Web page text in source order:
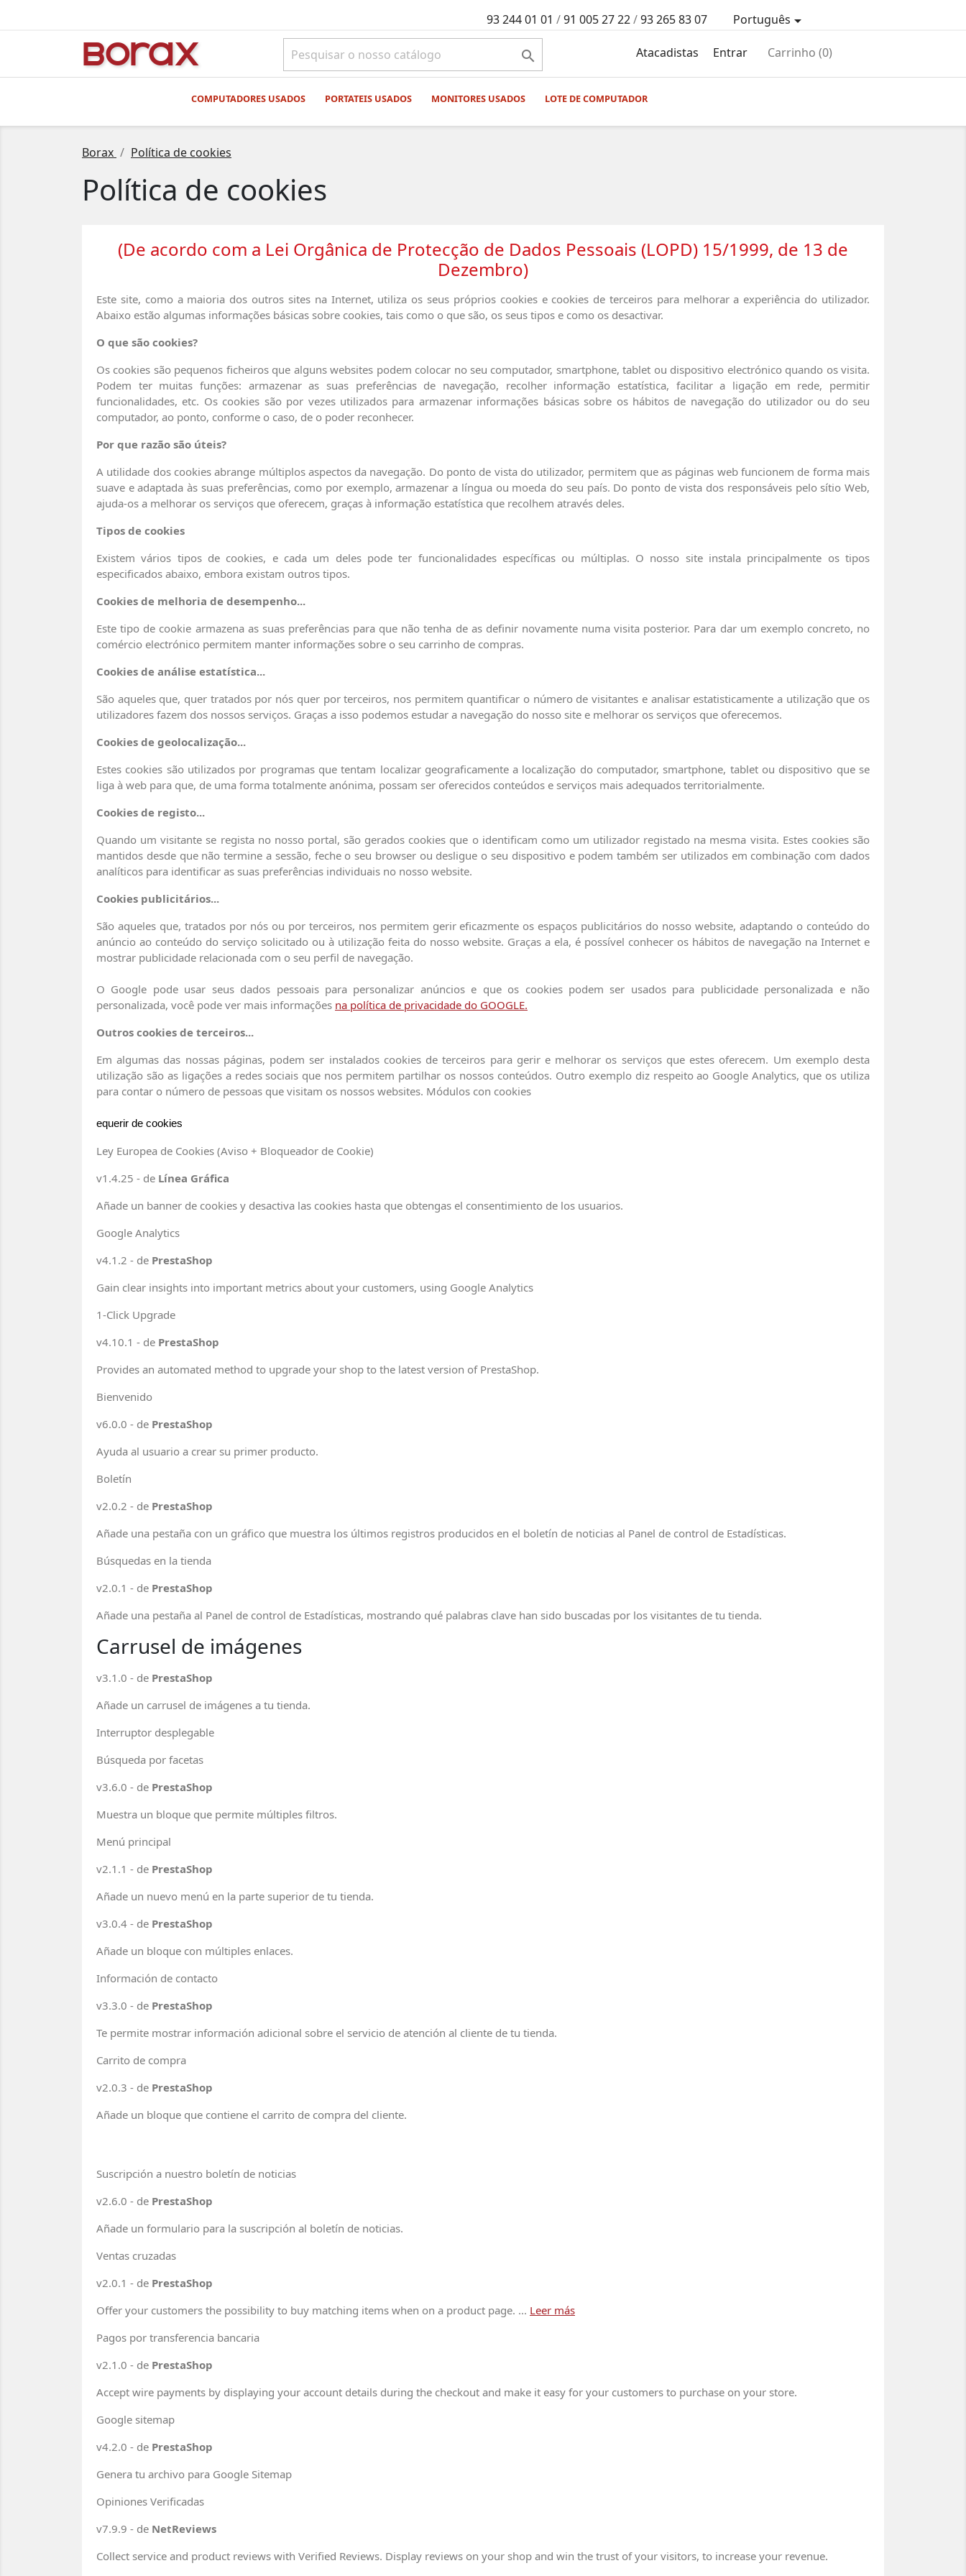
93 244 01 01 /91 005 27 22/93 265 83 07 Português
BOrAx  Atacadistas Entrar Carrinho (0)
COMPUTADORES USADOS PORTATEIS USADOS MONITORES USADOS LOTE DE COMPUTADOR
Borax Política de cookies
Política de cookies
(De acordo com a Lei Orgânica de Protecção de Dados Pessoais (LOPD) 15/1999, de 13 de
Dezembro)
Este site, como a maioria dos outros sites na Internet, utiliza os seus próprios cookies e cookies de terceiros para melhorar a experiência do utilizador.
Abaixo estão algumas informações básicas sobre cookies, tais como o que são, os seus tipos e como os desactivar.
O que são cookies?
Os cookies são pequenos ficheiros que alguns websites podem colocar no seu computador, smartphone, tablet ou dispositivo electrónico quando os visita.
Podem ter muitas funções: armazenar as suas preferências de navegação, recolher informação estatística, facilitar a ligação em rede, permitir
funcionalidades, etc. Os cookies são por vezes utilizados para armazenar informações básicas sobre os hábitos de navegação do utilizador ou do seu
computador, ao ponto, conforme o caso, de o poder reconhecer.
Por que razão são úteis?
A utilidade dos cookies abrange múltiplos aspectos da navegação. Do ponto de vista do utilizador, permitem que as páginas web funcionem de forma mais
suave e adaptada às suas preferências, como por exemplo, armazenar a língua ou moeda do seu país. Do ponto de vista dos responsáveis pelo sítio Web,
ajuda-os a melhorar os serviços que oferecem, graças à informação estatística que recolhem através deles.
Tipos de cookies
Existem vários tipos de cookies, e cada um deles pode ter funcionalidades específicas ou múltiplas. O nosso site instala principalmente os tipos
especificados abaixo, embora existam outros tipos.
Cookies de melhoria de desempenho...
Este tipo de cookie armazena as suas preferências para que não tenha de as definir novamente numa visita posterior. Para dar um exemplo concreto, no
comércio electrónico permitem manter informações sobre o seu carrinho de compras.
Cookies de análise estatística...
São aqueles que, quer tratados por nós quer por terceiros, nos permitem quantificar o número de visitantes e analisar estatisticamente a utilização que os
utilizadores fazem dos nossos serviços. Graças a isso podemos estudar a navegação do nosso site e melhorar os serviços que oferecemos.
Cookies de geolocalização...
Estes cookies são utilizados por programas que tentam localizar geograficamente a localização do computador, smartphone, tablet ou dispositivo que se
liga à web para que, de uma forma totalmente anónima, possam ser oferecidos conteúdos e serviços mais adequados territorialmente.
Cookies de registo...
Quando um visitante se regista no nosso portal, são gerados cookies que o identificam como um utilizador registado na mesma visita. Estes cookies são
mantidos desde que não termine a sessão, feche o seu browser ou desligue o seu dispositivo e podem também ser utilizados em combinação com dados
analíticos para identificar as suas preferências individuais no nosso website.
Cookies publicitários...
São aqueles que, tratados por nós ou por terceiros, nos permitem gerir eficazmente os espaços publicitários do nosso website, adaptando o conteúdo do
anúncio ao conteúdo do serviço solicitado ou à utilização feita do nosso website. Graças a ela, é possível conhecer os hábitos de navegação na Internet e
mostrar publicidade relacionada com o seu perfil de navegação.
O Google pode usar seus dados pessoais para personalizar anúncios e que os cookies podem ser usados ​​para publicidade personalizada e não
personalizada, você pode ver mais informações na política de privacidade do GOOGLE.
Outros cookies de terceiros...
Em algumas das nossas páginas, podem ser instalados cookies de terceiros para gerir e melhorar os serviços que estes oferecem. Um exemplo desta
utilização são as ligações a redes sociais que nos permitem partilhar os nossos conteúdos. Outro exemplo diz respeito ao Google Analytics, que os utiliza
para contar o número de pessoas que visitam os nossos websites. Módulos con cookies
equerir de cookies
Ley Europea de Cookies (Aviso + Bloqueador de Cookie)
v1.4.25 - de Línea Gráfica
Añade un banner de cookies y desactiva las cookies hasta que obtengas el consentimiento de los usuarios.
Google Analytics
v4.1.2 - de PrestaShop
Gain clear insights into important metrics about your customers, using Google Analytics
1-Click Upgrade
v4.10.1 - de PrestaShop
Provides an automated method to upgrade your shop to the latest version of PrestaShop.
Bienvenido
v6.0.0 - de PrestaShop
Ayuda al usuario a crear su primer producto.
Boletín
v2.0.2 - de PrestaShop
Añade una pestaña con un gráfico que muestra los últimos registros producidos en el boletín de noticias al Panel de control de Estadísticas.
Búsquedas en la tienda
v2.0.1 - de PrestaShop
Añade una pestaña al Panel de control de Estadísticas, mostrando qué palabras clave han sido buscadas por los visitantes de tu tienda.
Carrusel de imágenes
v3.1.0 - de PrestaShop
Añade un carrusel de imágenes a tu tienda.
Interruptor desplegable
Búsqueda por facetas
v3.6.0 - de PrestaShop
Muestra un bloque que permite múltiples filtros.
Menú principal
v2.1.1 - de PrestaShop
Añade un nuevo menú en la parte superior de tu tienda.
v3.0.4 - de PrestaShop
Añade un bloque con múltiples enlaces.
Información de contacto
v3.3.0 - de PrestaShop
Te permite mostrar información adicional sobre el servicio de atención al cliente de tu tienda.
Carrito de compra
v2.0.3 - de PrestaShop
Añade un bloque que contiene el carrito de compra del cliente.
Suscripción a nuestro boletín de noticias
v2.6.0 - de PrestaShop
Añade un formulario para la suscripción al boletín de noticias.
Ventas cruzadas
v2.0.1 - de PrestaShop
Offer your customers the possibility to buy matching items when on a product page. ... Leer más
Pagos por transferencia bancaria
v2.1.0 - de PrestaShop
Accept wire payments by displaying your account details during the checkout and make it easy for your customers to purchase on your store.
Google sitemap
v4.2.0 - de PrestaShop
Genera tu archivo para Google Sitemap
Opiniones Verificadas
v7.9.9 - de NetReviews
Collect service and product reviews with Verified Reviews. Display reviews on your shop and win the trust of your visitors, to increase your revenue.